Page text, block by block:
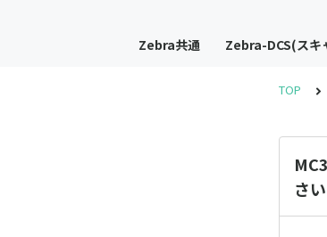
Zebra共通 Zebra-DCS(スキ
TOP
さい